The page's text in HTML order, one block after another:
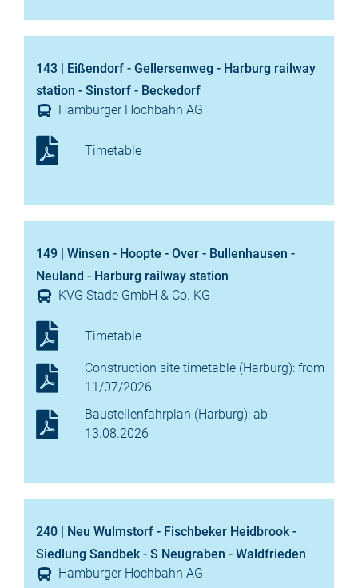
143 | Eißendorf - Gellersenweg - Harburg railway
station - Sinstorf - Beckedorf
Hamburger Hochbahn AG
Timetable
149 | Winsen - Hoopte - Over - Bullenhausen -
Neuland - Harburg railway station
KVG Stade GmbH & Co. KG
Timetable
Construction site timetable (Harburg): from
11/07/2026
Baustellenfahrplan (Harburg): ab
13.08.2026
240 | Neu Wulmstorf - Fischbeker Heidbrook -
Siedlung Sandbek - S Neugraben - Waldfrieden
Hamburger Hochbahn AG